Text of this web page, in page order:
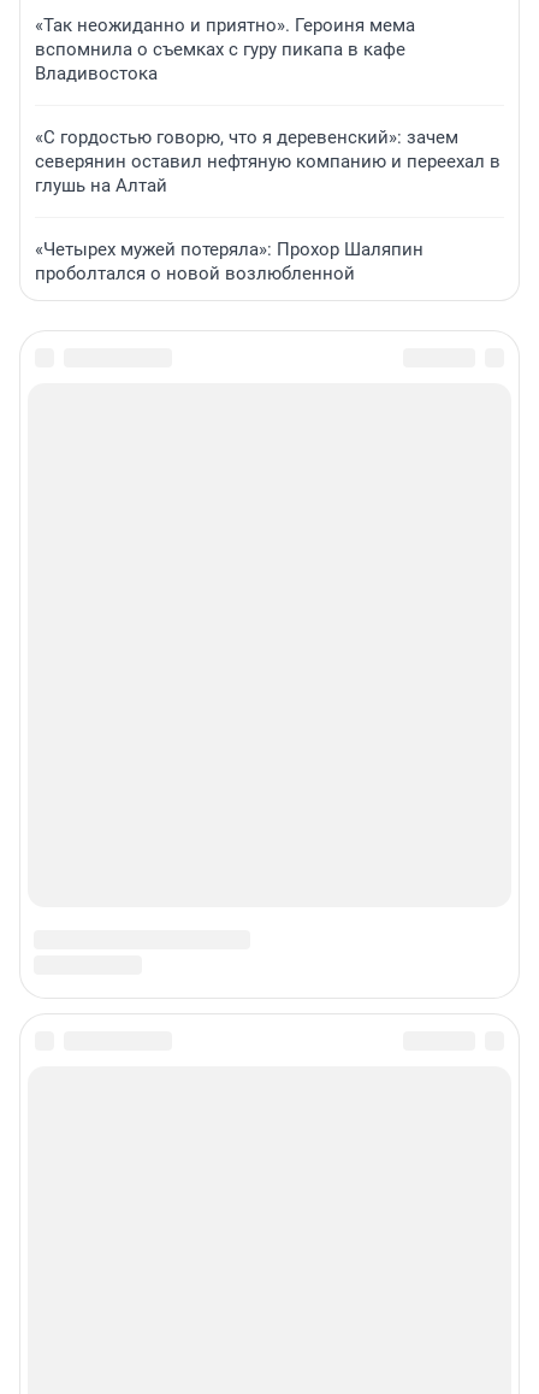
«Так неожиданно и приятно». Героиня мема
вспомнила о съемках с гуру пикапа в кафе
Владивостока
«С гордостью говорю, что я деревенский»: зачем
северянин оставил нефтяную компанию и переехал в
глушь на Алтай
«Четырех мужей потеряла»: Прохор Шаляпин
проболтался о новой возлюбленной